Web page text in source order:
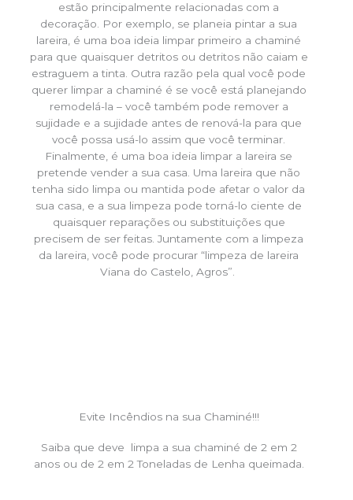
estão principalmente relacionadas com a
decoração. Por exemplo, se planeia pintar a sua
lareira, é uma boa ideia limpar primeiro a chaminé
para que quaisquer detritos ou detritos não caiam e
estraguem a tinta. Outra razão pela qual você pode
querer limpar a chaminé é se você está planejando
remodelá-la – você também pode remover a
sujidade e a sujidade antes de renová-la para que
você possa usá-lo assim que você terminar.
Finalmente, é uma boa ideia limpar a lareira se
pretende vender a sua casa. Uma lareira que não
tenha sido limpa ou mantida pode afetar o valor da
sua casa, e a sua limpeza pode torná-lo ciente de
quaisquer reparações ou substituições que
precisem de ser feitas. Juntamente com a limpeza
da lareira, você pode procurar “limpeza de lareira
Viana do Castelo, Agros”.
Evite Incêndios na sua Chaminé!!!
Saiba que deve limpa a sua chaminé de 2 em 2
anos ou de 2 em 2 Toneladas de Lenha queimada.